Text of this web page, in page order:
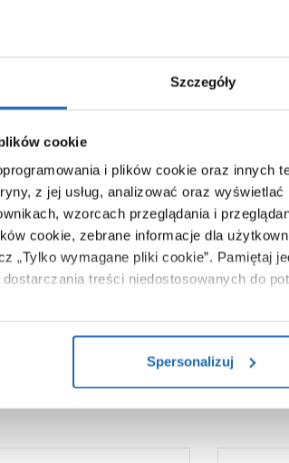
Szczegóły
cookie
i plików cookie oraz innych
z jej usług, analizować oraz wyświetlać
wzorcach przeglądania i
cookie, zebrane informacje dla
„Tylko wymagane pliki cookie”. Pamiętaj
dostarczania treści niedostosowanych do
na temat plików plików cookie, kliknij
Spersonalizuj